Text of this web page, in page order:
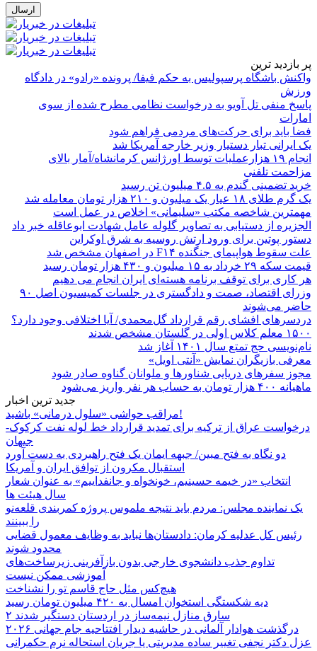
پر بازدید ترین
واکنش باشگاه پرسپولیس به حکم فیفا/ پرونده «رادو» در دادگاه
ورزش
پاسخ منفی تل آویو به درخواست نظامی مطرح شده از سوی
امارات
فضا باید برای حرکت‌های مردمی فراهم شود
یک ایرانی تبار دستیار وزیر خارجه آمریکا شد
انجام ۱۹ هزارعملیات توسط اورژانس کرمانشاه/آمار بالای
مزاحمت تلفنی
خرید تضمینی گندم به ۴.۵ میلیون تن رسید
یک گرم طلای ۱۸ عیار یک میلیون و ۲۱۰ هزار تومان معامله شد
مهمترین شاخصه مکتب «سلیمانی» اخلاص در عمل است
الجزیره از دستیابی به تصاویر گلوله عامل شهادت ابوعاقله خبر داد
دستور پوتین برای ورود ارتش روسیه به شرق اوکراین
علت سقوط هواپیمای جنگنده F۱۴ در اصفهان مشخص شد
قیمت سکه ۲۹ خرداد به ۱۵ میلیون و ۴۳۰ هزار تومان رسید
هر کاری برای توقف برنامه هسته‌ای ایران انجام می دهیم
وزرای اقتصاد، صمت و دادگستری در جلسات کمیسیون اصل ۹۰
حاضر می‌شوند
دردسرهای افشای رقم قرارداد گل‌محمدی/ آیا اختلافی وجود دارد؟
۱۵۰۰ معلم کلاس اولی در گلستان مشخص شدند
نام‌نویسی حج تمتع سال ۱۴۰۱ آغاز شد
معرفی بازیگران نمایش «آنتی اویل»
مجوز سفرهای دریایی شناورها و ملوانان گناوه صادر شود
ماهیانه ۴۰۰ هزار تومان به حساب هر نفر واریز می‌شود
جدید ترین اخبار
مراقب حواشی «سلول درمانی» باشید!
درخواست عراق از ترکیه برای تمدید قرارداد خط لوله نفت کرکوک-
جیهان
دو نگاه به فتح مبین/ جبهه ایمان یک فتح راهبردی به دست آورد
استقبال مکرون از توافق ایران و آمریکا
انتخاب «در خیمه حسینیم، خونخواه و جانفداییم» به عنوان شعار
سال هیئت ها
یک نماینده مجلس: مردم باید نتیجه ملموس پروژه کمربندی قلعه‌نو
را ببینند
رئیس کل عدلیه کرمان: دادستان‌ها نباید به وظایف معمول قضایی
محدود شوند
تداوم جذب دانشجوی خارجی بدون بازآفرینی زیرساخت‌های
آموزشی ممکن نیست
هیچ‌کس مثل حاج قاسم تو را نشناخت
دیه شکستگی استخوان امسال به ۴۲۰ میلیون تومان رسید
۲ سارق منازل نیمه‌ساز در اردستان دستگیر شدند
درگذشت هوادار آلمانی در حاشیه دیدار افتتاحیه جام جهانی ۲۰۲۶
عزل دکتر نجفی تغییر ساده مدیریتی یا جریان استحاله نرم حکمرانی